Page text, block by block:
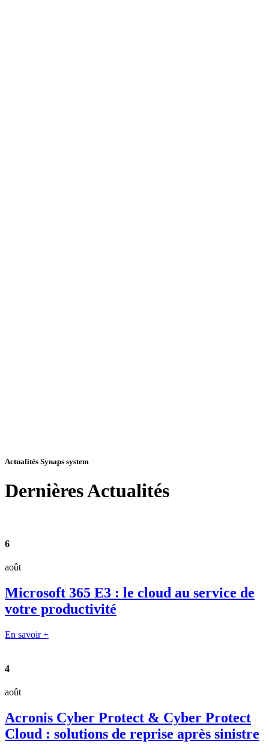
Actualités Synaps system
DernièresActualités
6
août
Microsoft 365 E3 : le cloud au service de
votre productivité
En savoir +
4
août
Acronis Cyber Protect & Cyber Protect
Cloud : solutions de reprise après sinistre